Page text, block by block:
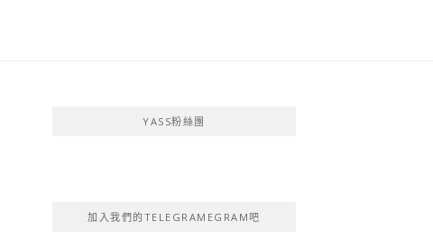
YASS粉絲團
加入我們的TELEGRAMEGRAM吧